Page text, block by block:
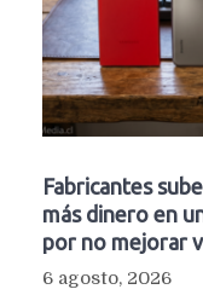
Fabricantes
más dinero en
por no mejorar
6 agosto, 2026